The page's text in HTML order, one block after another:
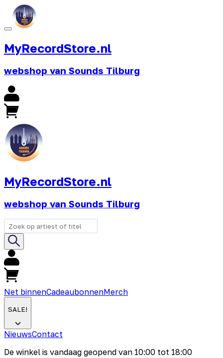
MyRecordStore.nl
webshop van Sounds Tilburg
MyRecordStore.nl
webshop van Sounds Tilburg
Net binnenCadeaubonnenMerch
SALE!
NieuwsContact
De winkel is vandaag geopend van 10:00 tot 18:00